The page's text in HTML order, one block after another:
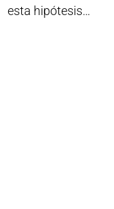
esta hipótesis…